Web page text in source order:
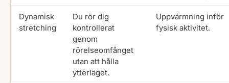
Dynamisk
stretching
Du rör dig
kontrollerat
genom
rörelseomfånget
utan att hålla
ytterläget.
Uppvärmning inför
fysisk aktivitet.